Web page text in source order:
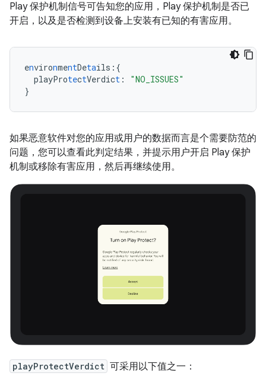
Play 保护机制信号可告知您的应用，Play 保护机制是否已
开启，以及是否检测到设备上安装有已知的有害应用。
environmentDetails :{
playProtectVerdict :
"NO_ISSUES"
}
如果恶意软件对您的应用或用户的数据而言是个需要防范的
问题，您可以查看此判定结果，并提示用户开启 Play 保护
机制或移除有害应用，然后再继续使用。
playProtectVerdict 可采用以下值之一：